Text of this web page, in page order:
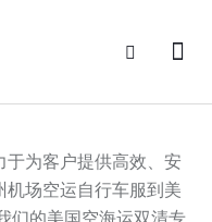
为客户提供高效、安
场空运自行车服到美